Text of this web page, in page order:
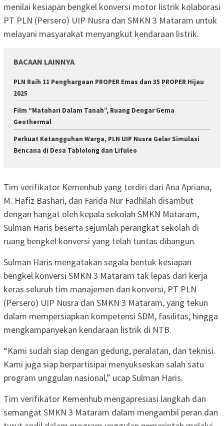
menilai kesiapan bengkel konversi motor listrik kolaborasi
PT PLN (Persero) UIP Nusra dan SMKN 3 Mataram untuk
melayani masyarakat menyangkut kendaraan listrik.
BACAAN LAINNYA
PLN Raih 11 Penghargaan PROPER Emas dan 35 PROPER Hijau
2025
Film “Matahari Dalam Tanah”, Ruang Dengar Gema
Geothermal
Perkuat Ketangguhan Warga, PLN UIP Nusra Gelar Simulasi
Bencana di Desa Tablolong dan Lifuleo
Tim verifikator Kemenhub yang terdiri dari Ana Apriana,
M. Hafiz Bashari, dan Farida Nur Fadhilah disambut
dengan hangat oleh kepala sekolah SMKN Mataram,
Sulman Haris beserta sejumlah perangkat sekolah di
ruang bengkel konversi yang telah tuntas dibangun.
Sulman Haris mengatakan segala bentuk kesiapan
bengkel konversi SMKN 3 Mataram tak lepas dari kerja
keras seluruh tim manajemen dan konversi, PT PLN
(Persero) UIP Nusra dan SMKN 3 Mataram, yang tekun
dalam mempersiapkan kompetensi SDM, fasilitas, hingga
mengkampanyekan kendaraan listrik di NTB.
“Kami sudah siap dengan gedung, peralatan, dan teknisi.
Kami juga siap berpartisipai menyukseskan salah satu
program unggulan nasional,” ucap Sulman Haris.
Tim verifikator Kemenhub mengapresiasi langkah dan
semangat SMKN 3 Mataram dalam mengambil peran dan